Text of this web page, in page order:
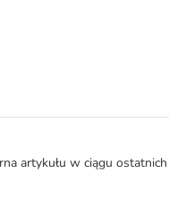
artykułu w ciągu